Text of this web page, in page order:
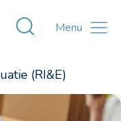
Toggle
Menu
(RI&E)